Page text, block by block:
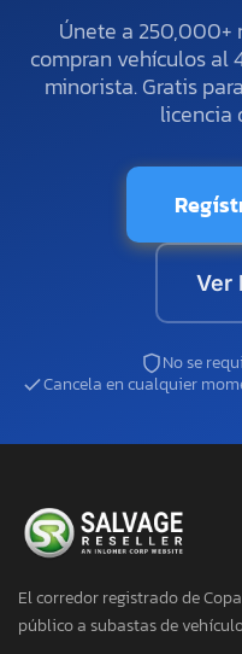
Únete a 250,000+
compran vehículos
minorista. Gratis
licencia
Ver
No se
Cancela en cualquier
El corredor registrado de
público a subastas de